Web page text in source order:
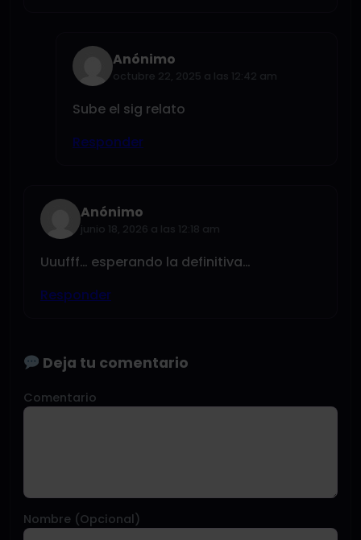
Anónimo
octubre 22, 2025 a las 12:42 am
Sube el sig relato
Responder
Anónimo
junio 18, 2026 a las 12:18 am
Uuufff… esperando la definitiva…
Responder
Deja tu comentario
Comentario
Nombre (Opcional)